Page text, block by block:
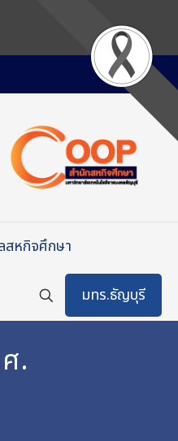
สหกิจศึกษา
มทร.ธัญบุรี
.